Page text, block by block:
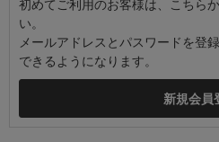
初めてご利用のお客様は、こちら
い。
メールアドレスとパスワードを登
できるようになります。